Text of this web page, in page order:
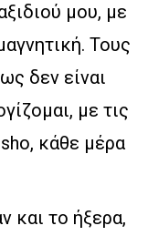
μου, με
Τους
δεν είναι
με τις
κάθε μέρα
και το ήξερα,